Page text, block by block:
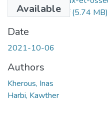
Available
CHU-Tlemcen.pdf (5.74 MB)
Date
2021-10-06
Authors
Kherous, Inas
Harbi, Kawther